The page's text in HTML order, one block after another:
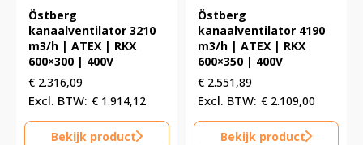
Östberg
kanaalventilator 3210
m3/h | ATEX | RKX
600×300 | 400V
€ 2.316,09
€ 1.914,12
Bekijk product
Östberg
kanaalventilator 4190
m3/h | ATEX | RKX
600×350 | 400V
€ 2.551,89
€ 2.109,00
Bekijk product